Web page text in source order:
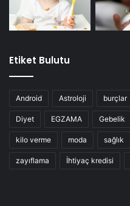
Etiket Bulutu
Android Astroloji burçlar
Diyet EGZAMA Gebelik
kilo verme moda sağlık
zayıflama İhtiyaç kredisi